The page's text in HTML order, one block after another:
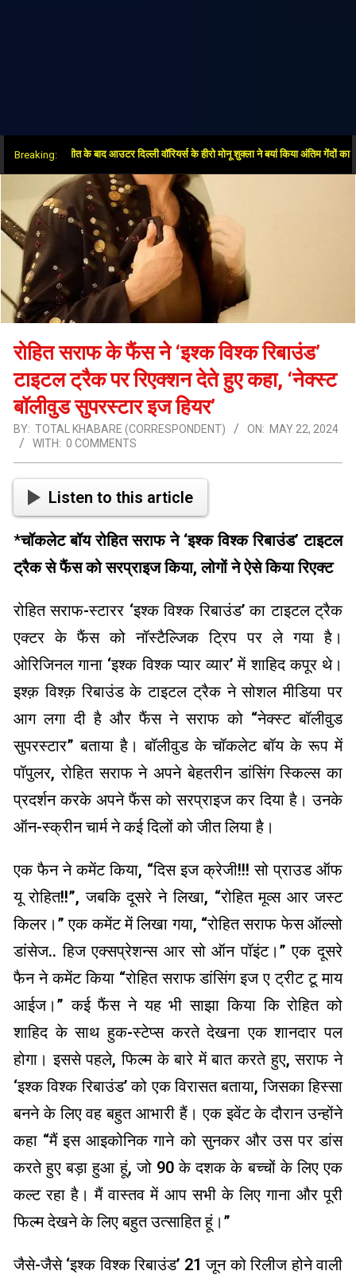
Breaking:
ओवर में जीत के बाद आउटर दिल्ली वॉरियर्स के हीरो मोनू शुक्ला ने बयां किया अंतिम गेंदों का रोमांच
रोहित सराफ के फैंस ने ‘इश्क विश्क रिबाउंड’
टाइटल ट्रैक पर रिएक्शन देते हुए कहा, ‘नेक्स्ट
बॉलीवुड सुपरस्टार इज हियर’
BY: TOTAL KHABARE (CORRESPONDENT) ON: MAY 22, 2024
WITH: 0 COMMENTS
Listen to this article
*चॉकलेट बॉय रोहित सराफ ने ‘इश्क विश्क रिबाउंड’ टाइटल
ट्रैक से फैंस को सरप्राइज किया, लोगों ने ऐसे किया रिएक्ट
रोहित सराफ-स्टारर ‘इश्क विश्क रिबाउंड’ का टाइटल ट्रैक
एक्टर के फैंस को नॉस्टैल्जिक ट्रिप पर ले गया है।
ओरिजिनल गाना ‘इश्क विश्क प्यार व्यार’ में शाहिद कपूर थे।
इश्क़ विश्क़ रिबाउंड के टाइटल ट्रैक ने सोशल मीडिया पर
आग लगा दी है और फैंस ने सराफ को “नेक्स्ट बॉलीवुड
सुपरस्टार” बताया है। बॉलीवुड के चॉकलेट बॉय के रूप में
पॉपुलर, रोहित सराफ ने अपने बेहतरीन डांसिंग स्किल्स का
प्रदर्शन करके अपने फैंस को सरप्राइज कर दिया है। उनके
ऑन-स्क्रीन चार्म ने कई दिलों को जीत लिया है।
एक फैन ने कमेंट किया, “दिस इज क्रेजी!!! सो प्राउड ऑफ
यू रोहित!!”, जबकि दूसरे ने लिखा, “रोहित मूव्स आर जस्ट
किलर।” एक कमेंट में लिखा गया, “रोहित सराफ फेस ऑल्सो
डांसेज.. हिज एक्सप्रेशन्स आर सो ऑन पॉइंट।” एक दूसरे
फैन ने कमेंट किया “रोहित सराफ डांसिंग इज ए ट्रीट टू माय
आईज।” कई फैंस ने यह भी साझा किया कि रोहित को
शाहिद के साथ हुक-स्टेप्स करते देखना एक शानदार पल
होगा। इससे पहले, फिल्म के बारे में बात करते हुए, सराफ ने
‘इश्क विश्क रिबाउंड’ को एक विरासत बताया, जिसका हिस्सा
बनने के लिए वह बहुत आभारी हैं। एक इवेंट के दौरान उन्होंने
कहा “मैं इस आइकोनिक गाने को सुनकर और उस पर डांस
करते हुए बड़ा हुआ हूं, जो 90 के दशक के बच्चों के लिए एक
कल्ट रहा है। मैं वास्तव में आप सभी के लिए गाना और पूरी
फिल्म देखने के लिए बहुत उत्साहित हूं।”
जैसे-जैसे ‘इश्क विश्क रिबाउंड’ 21 जून को रिलीज होने वाली